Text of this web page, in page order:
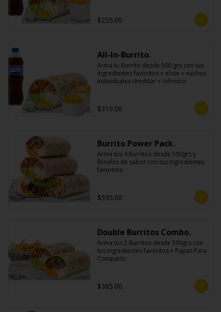
$255.00
All-In-Burrito.
Arma tu Burrito desde 500 grs con tus
ingredientes favoritos + elote + nachos
individuales cheddar + refresco
$319.00
Burrito Power Pack.
Arma tus 4 Burritos desde 500grs y
llénalos de sabor con tus ingredientes
favoritos.
$595.00
Double Burritos Combo.
Arma tus 2 Burritos desde 500grs con
tus ingredientes favoritos + Papas Para
Compartir.
$385.00